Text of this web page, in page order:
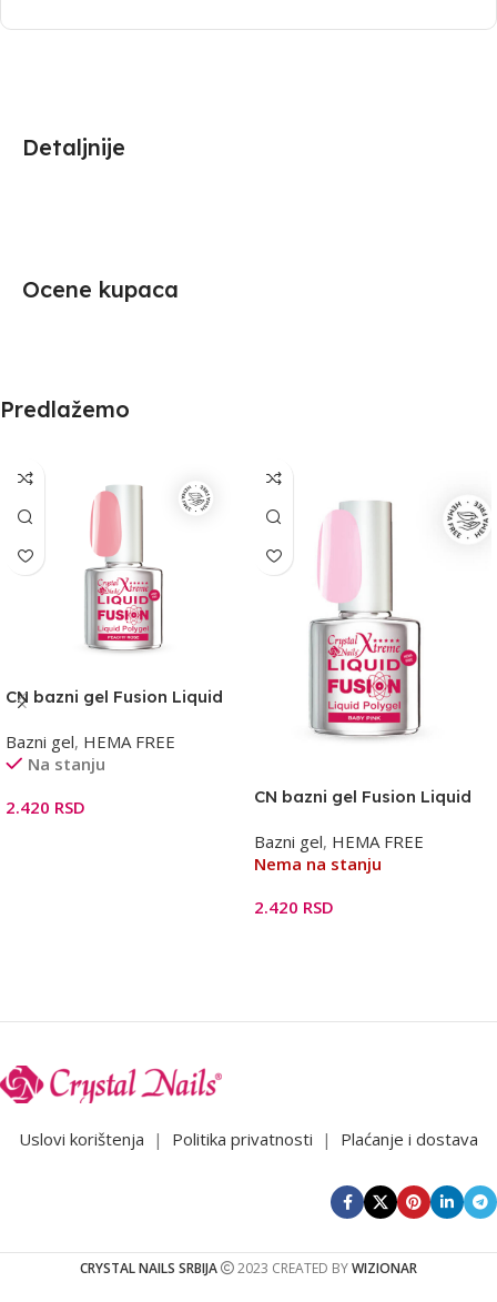
Detaljnije
Ocene kupaca
Predlažemo
CN bazni gel Fusion Liquid
Bazni gel, HEMA FREE
Na stanju
2.420 RSD
CN bazni gel Fusion Liquid
Bazni gel, HEMA FREE
Nema na stanju
2.420 RSD
Uslovi korištenja | Politika privatnosti | Plaćanje i dostava
CRYSTAL NAILS SRBIJA 2023 CREATED BYWIZIONAR